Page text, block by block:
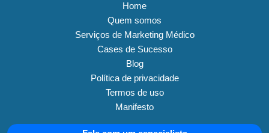
Home
Quem somos
Serviços de Marketing Médico
Cases de Sucesso
Blog
Política de privacidade
Termos de uso
Manifesto